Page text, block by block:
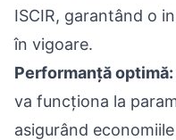
ISCIR, garantând o
în vigoare.
Performanță optimă:
va funcționa la
asigurând